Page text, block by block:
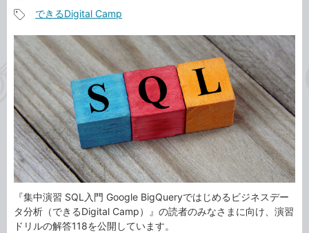
事
カ
テ
ゴ
リ
事
タ
グ
できるDigital Camp
『集中演習 SQL入門 Google BigQueryではじめるビジネスデー
タ分析（できるDigital Camp）』の読者のみなさまに向け、演習
ドリルの解答118を公開しています。